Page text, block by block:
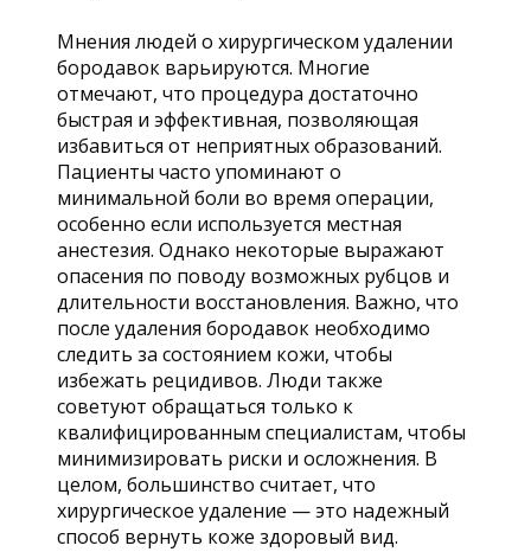
Мнения людей о хирургическом удалении
бородавок варьируются. Многие
отмечают, что процедура достаточно
быстрая и эффективная, позволяющая
избавиться от неприятных образований.
Пациенты часто упоминают о
минимальной боли во время операции,
особенно если используется местная
анестезия. Однако некоторые выражают
опасения по поводу возможных рубцов и
длительности восстановления. Важно, что
после удаления бородавок необходимо
следить за состоянием кожи, чтобы
избежать рецидивов. Люди также
советуют обращаться только к
квалифицированным специалистам, чтобы
минимизировать риски и осложнения. В
целом, большинство считает, что
хирургическое удаление — это надежный
способ вернуть коже здоровый вид.